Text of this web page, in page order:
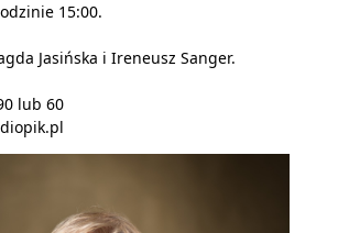
15:00.
Jasińska i Ireneusz Sanger.
lub 60